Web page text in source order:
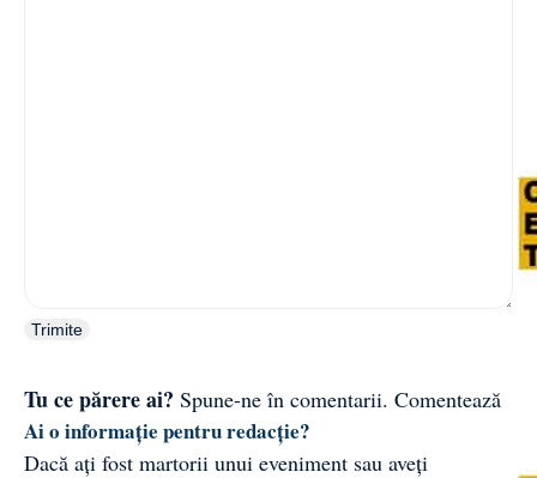
Trimite
Tu ce părere ai? Spune-ne în comentarii. Comentează
Ai o informație pentru redacție?
Dacă ați fost martorii unui eveniment sau aveți